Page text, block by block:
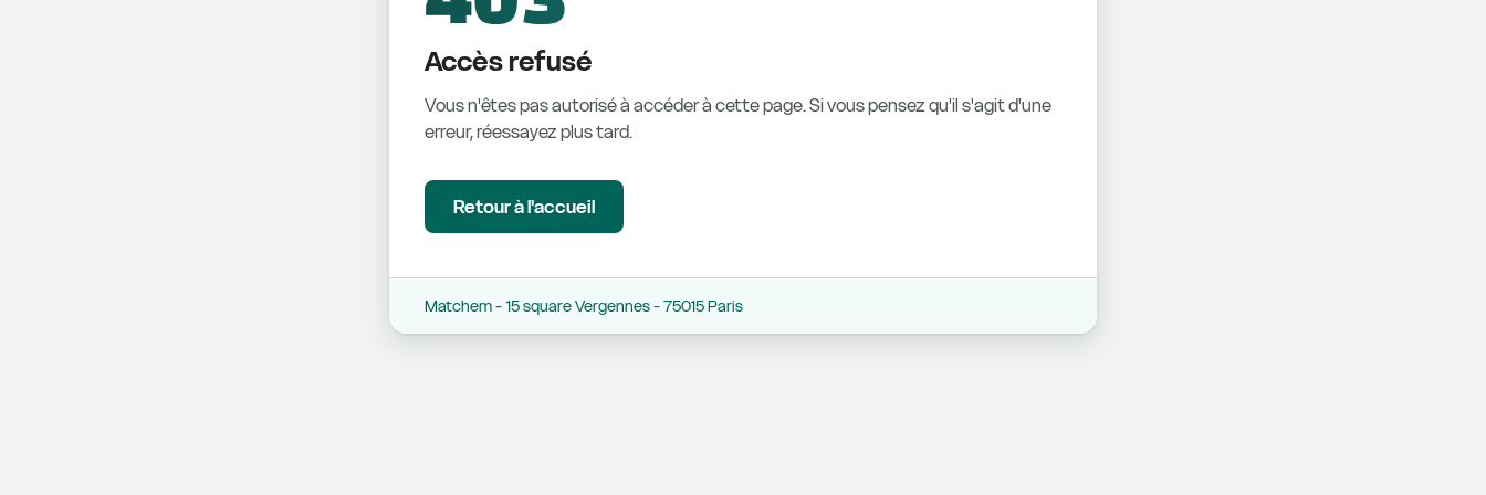
Accès refusé
Vous n'êtes pas autorisé à accéder à cette page. Si vous pensez qu'il s'agit d'une
erreur, réessayez plus tard.
Retour à l'accueil
Matchem - 15 square Vergennes - 75015 Paris